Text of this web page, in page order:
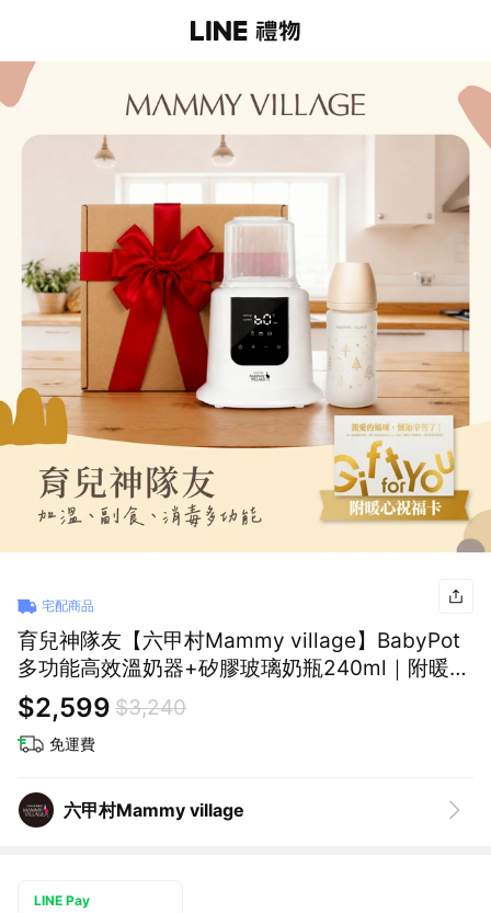
宅配商品
育兒神隊友【六甲村Mammy village】BabyPot
多功能高效溫奶器+矽膠玻璃奶瓶240ml｜附暖心
祝福卡 新生兒 彌月禮 寶貝喝奶 好好餵 快速溫奶
新手媽咪好幫手 健康成長
$2,599 $3,240
免運費
六甲村Mammy village
LINE Pay